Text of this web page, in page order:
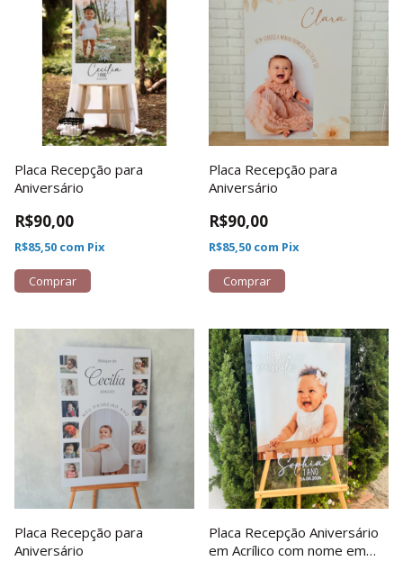
Placa Recepção para
Aniversário
R$90,00
R$85,50 com Pix
Comprar
Placa Recepção para
Aniversário
R$90,00
R$85,50 com Pix
Comprar
Placa Recepção para
Aniversário
Placa Recepção Aniversário
em Acrílico com nome em